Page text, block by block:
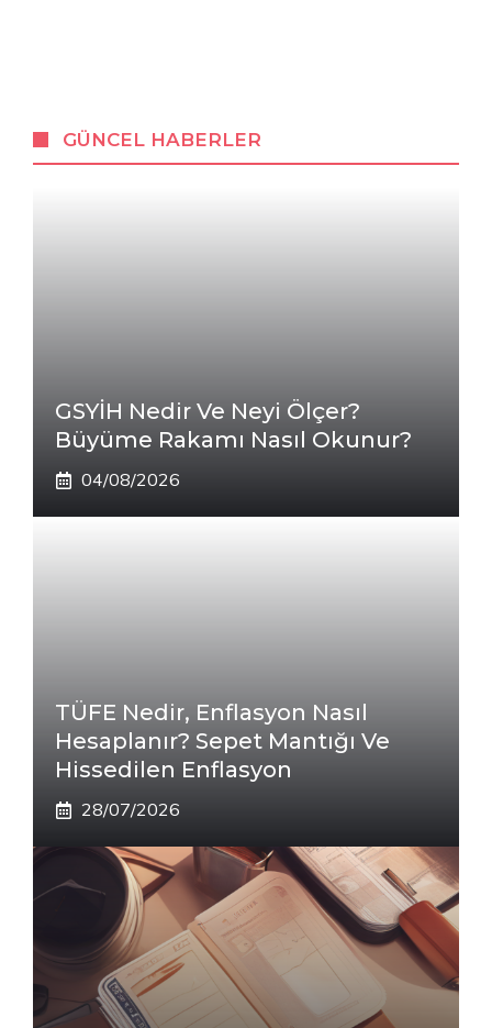
GÜNCEL HABERLER
GSYİH Nedir Ve Neyi Ölçer?
Büyüme Rakamı Nasıl Okunur?
04/08/2026
TÜFE Nedir, Enflasyon Nasıl
Hesaplanır? Sepet Mantığı Ve
Hissedilen Enflasyon
28/07/2026